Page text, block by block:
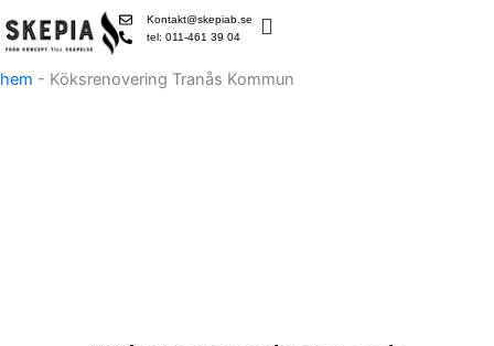
to
Kontakt@skepiab.se
tel: 011-461 39 04
hem - Köksrenovering Tranås Kommun